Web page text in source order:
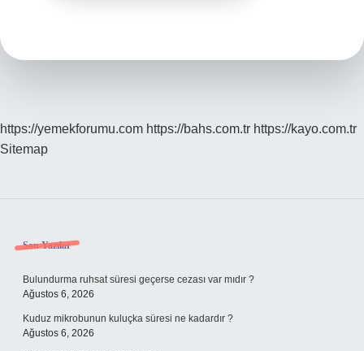
https://yemekforumu.com https://bahs.com.tr https://kayo.com.tr
Sitemap
Sidebar
Son Yazılar
Bulundurma ruhsat süresi geçerse cezası var mıdır ?
Ağustos 6, 2026
Kuduz mikrobunun kuluçka süresi ne kadardır ?
Ağustos 6, 2026